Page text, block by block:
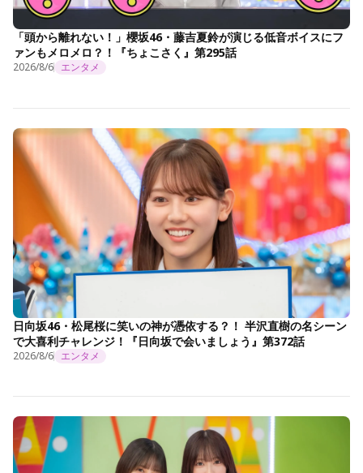
「頭から離れない！」櫻坂46・藤吉夏鈴が演じる低音ボイスにフ
ァンもメロメロ？！『ちょこさく』第295話
2026/8/6 エンタメ
日向坂46・松尾桜に笑いの神が憑依する？！ 半沢直樹の名シーン
で大喜利チャレンジ！『日向坂で会いましょう』第372話
2026/8/6 エンタメ